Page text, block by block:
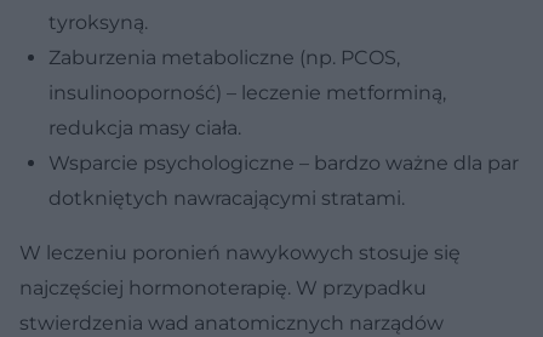
tyroksyną.
Zaburzenia metaboliczne (np. PCOS,
insulinooporność) – leczenie metforminą,
redukcja masy ciała.
Wsparcie psychologiczne – bardzo ważne dla par
dotkniętych nawracającymi stratami.
W leczeniu poronień nawykowych stosuje się
najczęściej hormonoterapię. W przypadku
stwierdzenia wad anatomicznych narządów